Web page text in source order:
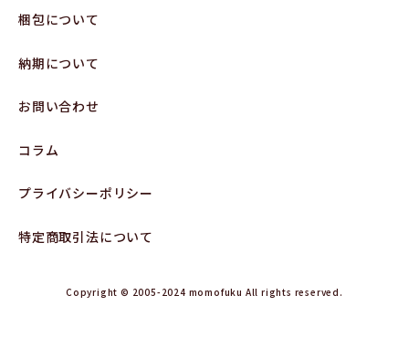
梱包について
納期について
お問い合わせ
コラム
プライバシーポリシー
特定商取引法について
Copyright © 2005-2024 momofuku All rights reserved.